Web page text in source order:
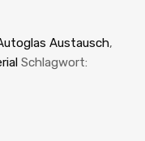
Austausch,
Schlagwort: